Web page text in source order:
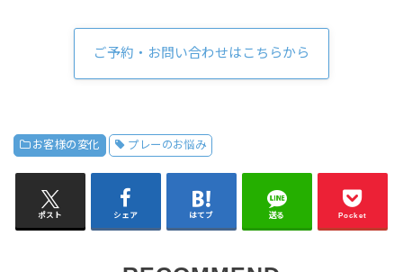
ご予約・お問い合わせはこちらから
お客様の変化 プレーのお悩み
ポスト シェア はてブ 送る Pocket